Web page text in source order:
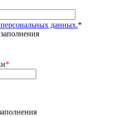
данных.*
*